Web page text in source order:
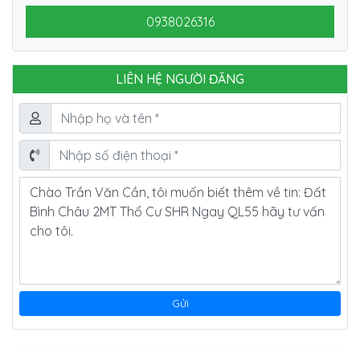
0938026316
LIÊN HỆ NGƯỜI ĐĂNG